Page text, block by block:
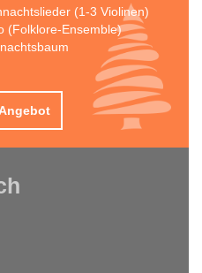
(1-3 Violinen)
(Folklore-Ensemble)